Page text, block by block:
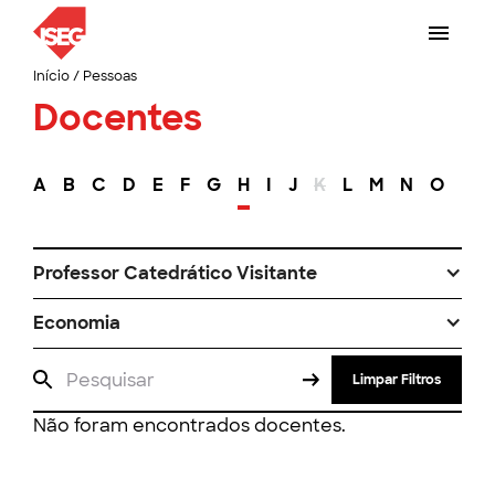
Início/ Pessoas
Docentes
A B C D E F G H I J K L M N O
Professor Catedrático Visitante
Economia
Limpar Filtros
Não foram encontrados docentes.